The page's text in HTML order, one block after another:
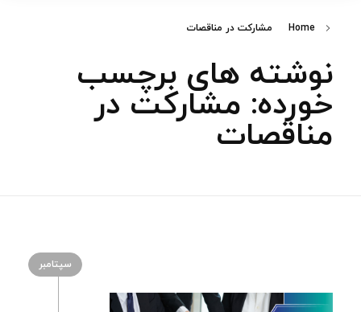
Home مشارکت در مناقصات
نوشته های برچسب
خورده: مشارکت در
مناقصات
سپتامبر